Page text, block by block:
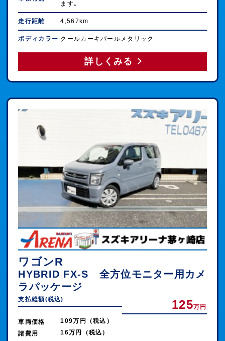
ます｡
走行距離 4,567km
ボディカラー クールカーキパールメタリック
詳しくみる
ワゴンR
HYBRID FX-S 全方位モニター用カメ
ラパッケージ
支払総額(税込) 125万円
車両価格
109万円（税込）
諸費用
16万円（税込）